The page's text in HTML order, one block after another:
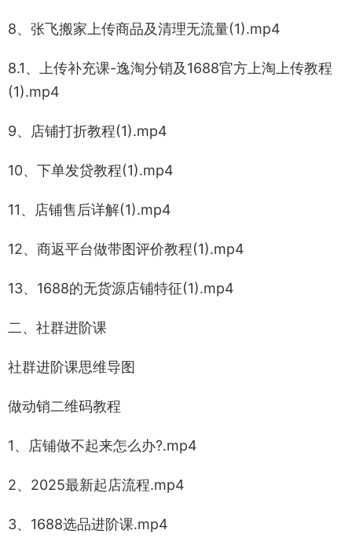
8、张飞搬家上传商品及清理无流量(1).mp4
8.1、上传补充课-逸淘分销及1688官方上淘上传教程
(1).mp4
9、店铺打折教程(1).mp4
10、下单发贷教程(1).mp4
11、店铺售后详解(1).mp4
12、商返平台做带图评价教程(1).mp4
13、1688的无货源店铺特征(1).mp4
二、社群进阶课
社群进阶课思维导图
做动销二维码教程
1、店铺做不起来怎么办?.mp4
2、2025最新起店流程.mp4
3、1688选品进阶课.mp4